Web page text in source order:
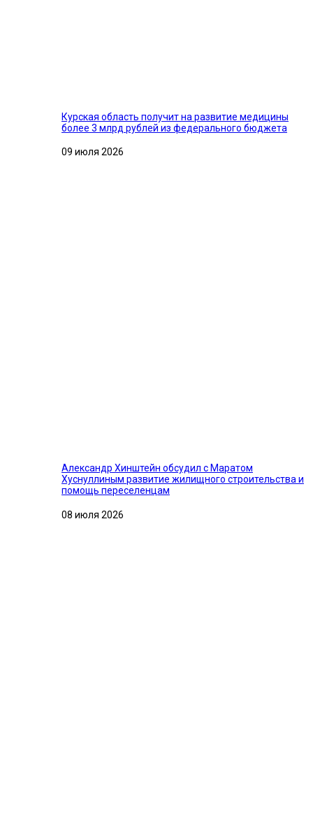
Курская область получит на развитие медицины
более 3 млрд рублей из федерального бюджета
09 июля 2026
Александр Хинштейн обсудил с Маратом
Хуснуллиным развитие жилищного строительства и
помощь переселенцам
08 июля 2026